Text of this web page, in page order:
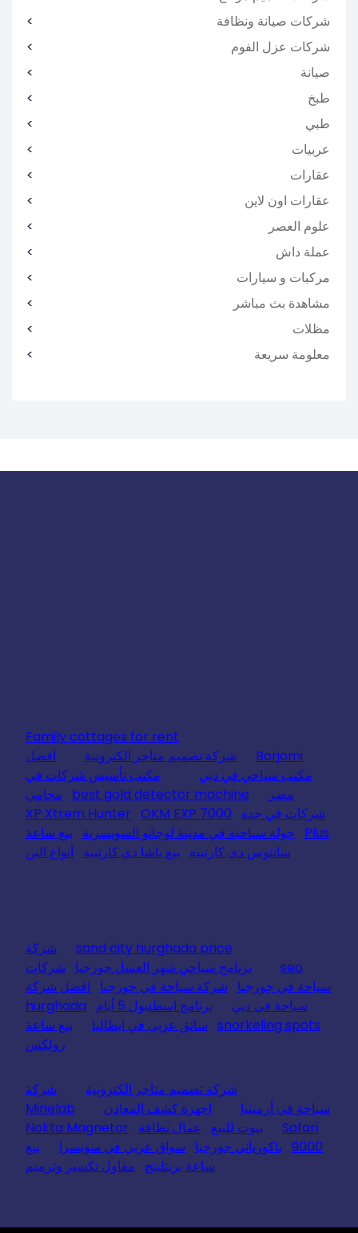
شركات صيانة ونظافة
شركات عزل الفوم
صيانة
طبخ
طبي
عربيات
عقارات
عقارات اون لاين
علوم العصر
عملة داش
مركبات و سيارات
مشاهدة بث مباشر
مظلات
معلومة سريعة
Family cottages for rent
Borjomi
شركة تصميم متاجر الكترونية
افضل
مكتب سياحي في دبي
مكتب تأسيس شركات في
مصر
best gold detector machine
محامي
شركات في جدة
XP Xtrem Hunter OKM EXP 7000
Plus
جولة سياحية في مدينة لوجانو السويسرية
بيع ساعة
سانتوس دي كارتييه
بيع باشا دي كارتييه أنواع البن
sand city hurghada price
شركة
seo
برنامج سياحي شهر العسل جورجيا
شركات
سياحة في جورجيا
شركة سياحة في جورجيا
افضل شركة
سياحة في دبي
برنامج اسطنبول 5 أيام
hurghada
snorkeling spots سائق عربي في ايطاليا
بيع ساعة
رولكس
شركة تصميم متاجر الكترونية
شركة
سياحة في أرمينيا
اجهزة كشف المعادن
Minelab
Safari
بيوت للبيع عمال نظافة Nokta Magnetar
9000 باكورياني جورجيا سواق عربي في سويسرا
بيع
ساعة بريتلينج
مقاول تكسير وترميم